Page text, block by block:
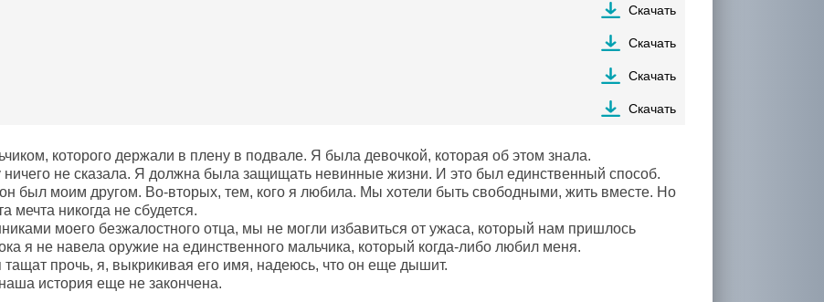
Скачать
Скачать
Скачать
Скачать
которого держали в плену в подвале. Я была девочкой, которая об этом знала.
ничего не сказала. Я должна была защищать невинные жизни. И это был единственный способ.
был моим другом. Во-вторых, тем, кого я любила. Мы хотели быть свободными, жить вместе. Но
мечта никогда не сбудется.
моего безжалостного отца, мы не могли избавиться от ужаса, который нам пришлось
я не навела оружие на единственного мальчика, который когда-либо любил меня.
тащат прочь, я, выкрикивая его имя, надеюсь, что он еще дышит.
история еще не закончена.